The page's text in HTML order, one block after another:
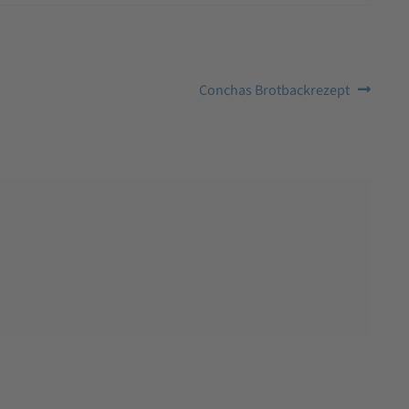
Nächster
Conchas Brotbackrezept